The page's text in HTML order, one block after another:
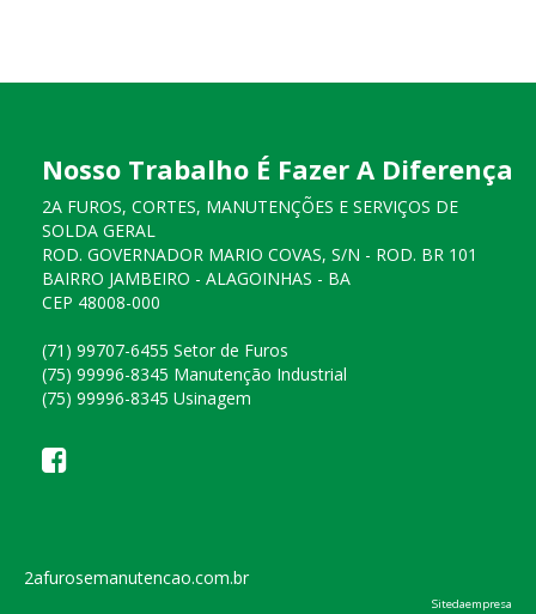
Nosso Trabalho É Fazer A Diferença
2A FUROS, CORTES, MANUTENÇÕES E SERVIÇOS DE
SOLDA GERAL
ROD. GOVERNADOR MARIO COVAS, S/N - ROD. BR 101
BAIRRO JAMBEIRO - ALAGOINHAS - BA
CEP 48008-000
(71) 99707-6455 Setor de Furos
(75) 99996-8345 Manutenção Industrial
(75) 99996-8345 Usinagem
2afurosemanutencao.com.br
Sitedaempresa